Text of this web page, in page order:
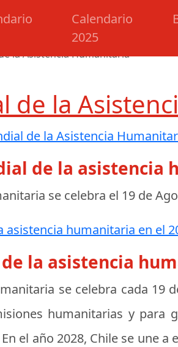
Calendario
2025
la Asistencia Humanitaria
de la
de la Asistencia
de la asistencia
se celebra el 19 de
humanitaria en el
la asistencia
se celebra cada 19
humanitarias y para
el año 2028, Chile se une